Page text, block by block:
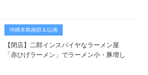
沖縄本島南部＆以南
【閉店】二郎インスパイヤなラーメン屋
「赤ひげラーメン」でラーメン小・豚増し